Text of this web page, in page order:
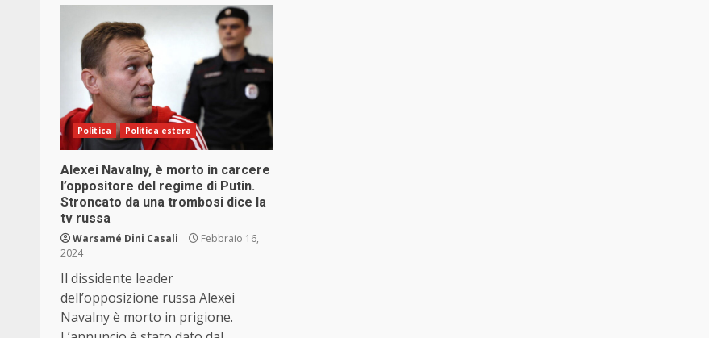
Politica Politica estera
Alexei Navalny, è morto in carcere
l’oppositore del regime di Putin.
Stroncato da una trombosi dice la
tv russa
Warsamé Dini Casali
Febbraio 16,
2024
Il dissidente leader
dell’opposizione russa Alexei
Navalny è morto in prigione.